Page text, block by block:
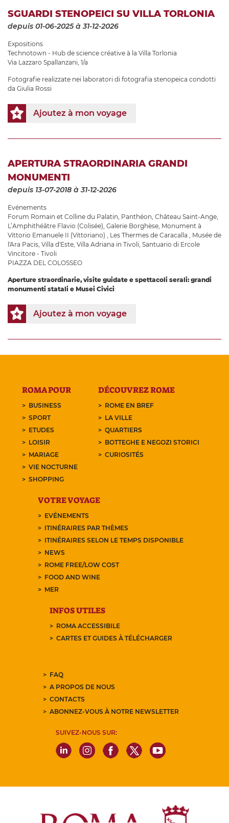
SGUARDI STENOPEICI SU VILLA TORLONIA
depuis 01-06-2025à 31-12-2026
Expositions
Technotown - Hub de science créative à la Villa Torlonia
Via Lazzaro Spallanzani, 1/a
Fotografie realizzate nei laboratori di fotografia stenopeica condotti
da Giulia Rossi
Ajoutez à mon voyage
APERTURA STRAORDINARIA GRANDI
MONUMENTI
depuis 13-07-2018 à 31-12-2026
Evénements
Forum Romain et Colline du Palatin Panthéon Château Saint-Ange
L’Amphithéâtre Flavio (Colisée) Galerie Borghèse Monument à
Vittorio Emanuele II (Vittoriano)
Les Thermes de Caracalla
Musée de
l'Ara Pacis Villa d'Este Villa Adriana in Tivoli Santuario di Ercole
Vincitore - Tivoli
PIAZZA DEL COLOSSEO
Aperture straordinarie, visite guidate e spettacoli serali: grandi
monumenti statali e Musei Civici:
Ajoutez à mon voyage
ROMA POUR
BUSINESS
SPORT
ETUDES
LOISIR
MARIAGE
VIE NOCTURNE
SHOPPING
DÉCOUVREZ ROME
ROME EN BREF
LA VILLE
QUARTIERS
BOTTEGHE E NEGOZI STORICI
CURIOSITÉS
VOTRE VOYAGE
EVÉNEMENTS
ITINÉRAIRES PAR THÈMES
ITINÉRAIRES SELON LE TEMPS DISPONIBLE
NEWS
ROME FREE/LOW COST
FOOD AND WINE
MER
INFOS UTILES
ROMA ACCESSIBILE
CARTES ET GUIDES À TÉLÉCHARGER
FAQ
A PROPOS DE NOUS
CONTACTS
ABONNEZ-VOUS À NOTRE NEWSLETTER
SUIVEZ-NOUS SUR: